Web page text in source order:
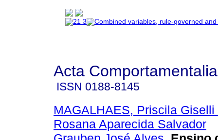
Acta Comportamentalia
ISSN 0188-8145
MAGALHAES, Priscila
Rosana Aparecida Salvador